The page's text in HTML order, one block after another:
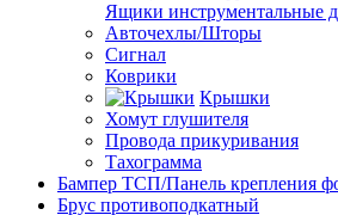
Ящики инструментальные
Авточехлы/Шторы
Сигнал
Коврики
Крышки
Хомут глушителя
Провода прикуривания
Тахограмма
Бампер ТСП/Панель крепления
Брус противоподкатный